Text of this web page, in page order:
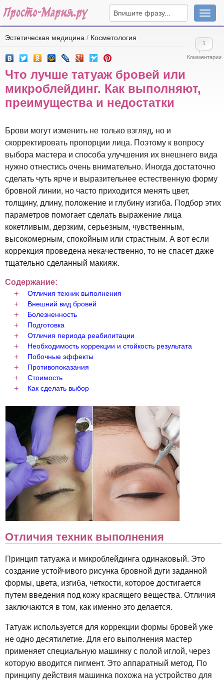
Эстетическая медицина / Косметология
1
Комментарии
Что лучше татуаж бровей или
микроблейдинг. Как выполняют,
преимущества и недостатки
Брови могут изменить не только взгляд, но и
скорректировать пропорции лица. Поэтому к вопросу
выбора мастера и способа улучшения их внешнего вида
нужно отнестись очень внимательно. Иногда достаточно
сделать чуть ярче и выразительнее естественную форму
бровной линии, но часто приходится менять цвет,
толщину, длину, положение и глубину изгиба. Подбор этих
параметров помогает сделать выражение лица
кокетливым, дерзким, серьезным, чувственным,
высокомерным, спокойным или страстным. А вот если
коррекция проведена некачественно, то не спасет даже
тщательно сделанный макияж.
Содержание:
Отличия техник выполнения
Внешний вид бровей
Болезненность
Подготовка
Отличия периода реабилитации
Необходимость коррекции и стойкость результата
Побочные эффекты
Противопоказания
Стоимость
Как сделать выбор
Отличия техник выполнения
Принцип татуажа и микроблейдинга одинаковый. Это
создание устойчивого рисунка бровной дуги заданной
формы, цвета, изгиба, четкости, которое достигается
путем введения под кожу красящего вещества. Отличия
заключаются в том, как именно это делается.
Татуаж используется для коррекции формы бровей уже
не одно десятилетие. Для его выполнения мастер
применяет специальную машинку с полой иглой, через
которую вводится пигмент. Это аппаратный метод. По
принципу действия машинка похожа на устройство для